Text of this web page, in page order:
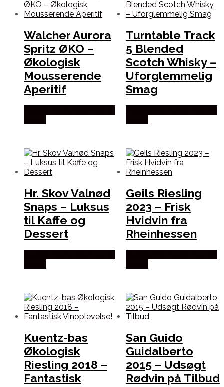
Walcher Aurora
Spritz ØKO –
Økologisk
Mousserende
Aperitif
Turntable Track
5 Blended
Scotch Whisky –
Uforglemmelig
Smag
Hr. Skov Valnød
Snaps – Luksus
til Kaffe og
Dessert
Geils Riesling
2023 – Frisk
Hvidvin fra
Rheinhessen
Kuentz-bas
Økologisk
Riesling 2018 –
Fantastisk
San Guido
Guidalberto
2015 – Udsøgt
Rødvin på Tilbud